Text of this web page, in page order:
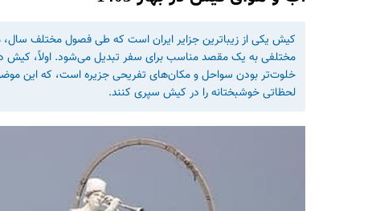
کیش یکی از زیباترین جزایر ایران است که طی فصول مختلف سال،
مختلفی به یک مقصد مناسب برای سفر تبدیل می‌شود. اولاً، کیش
خلوت‌تر بودن سواحل و مکان‌های تفریحی جزیره است، که این
لحظاتی خوشبختانه را در کیش سپری کنند.